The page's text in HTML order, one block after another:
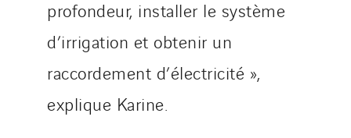
profondeur, installer le système
d’irrigation et obtenir un
raccordement d’électricité »,
explique Karine.